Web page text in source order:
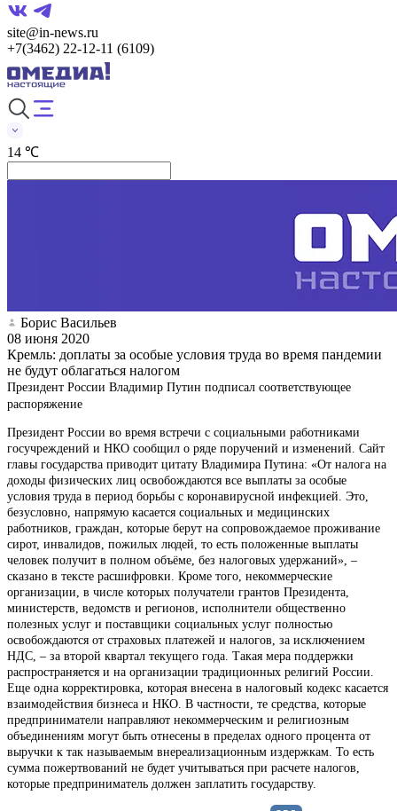
site@in-news.ru
+7(3462) 22-12-11 (6109)
14 ℃
Борис Васильев
08 июня 2020
Кремль: доплаты за особые условия труда во время пандемии
не будут облагаться налогом
Президент России Владимир Путин подписал соответствующее
распоряжение
Президент России во время встречи с социальными работниками
госучреждений и НКО сообщил о ряде поручений и изменений. Сайт
главы государства приводит цитату Владимира Путина: «От налога на
доходы физических лиц освобождаются все выплаты за особые
условия труда в период борьбы с коронавирусной инфекцией. Это,
безусловно, напрямую касается социальных и медицинских
работников, граждан, которые берут на сопровождаемое проживание
сирот, инвалидов, пожилых людей, то есть положенные выплаты
человек получит в полном объёме, без налоговых удержаний», –
сказано в тексте расшифровки. Кроме того, некоммерческие
организации, в числе которых получатели грантов Президента,
министерств, ведомств и регионов, исполнители общественно
полезных услуг и поставщики социальных услуг полностью
освобождаются от страховых платежей и налогов, за исключением
НДС, – за второй квартал текущего года. Такая мера поддержки
распространяется и на организации традиционных религий России.
Еще одна корректировка, которая внесена в налоговый кодекс касается
взаимодействия бизнеса и НКО. В частности, те средства, которые
предприниматели направляют некоммерческим и религиозным
объединениям могут быть отнесены в пределах одного процента от
выручки к так называемым внереализационным издержкам. То есть
сумма пожертвований не будет учитываться при расчете налогов,
которые предприниматель должен заплатить государству.